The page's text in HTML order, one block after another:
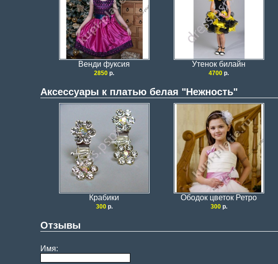
Венди фуксия Утенок билайн
2850 р. 4700 р.
Аксессуары к платью белая "Нежность"
Крабики Ободок цветок Ретро
300р. 300р.
Отзывы
Имя: